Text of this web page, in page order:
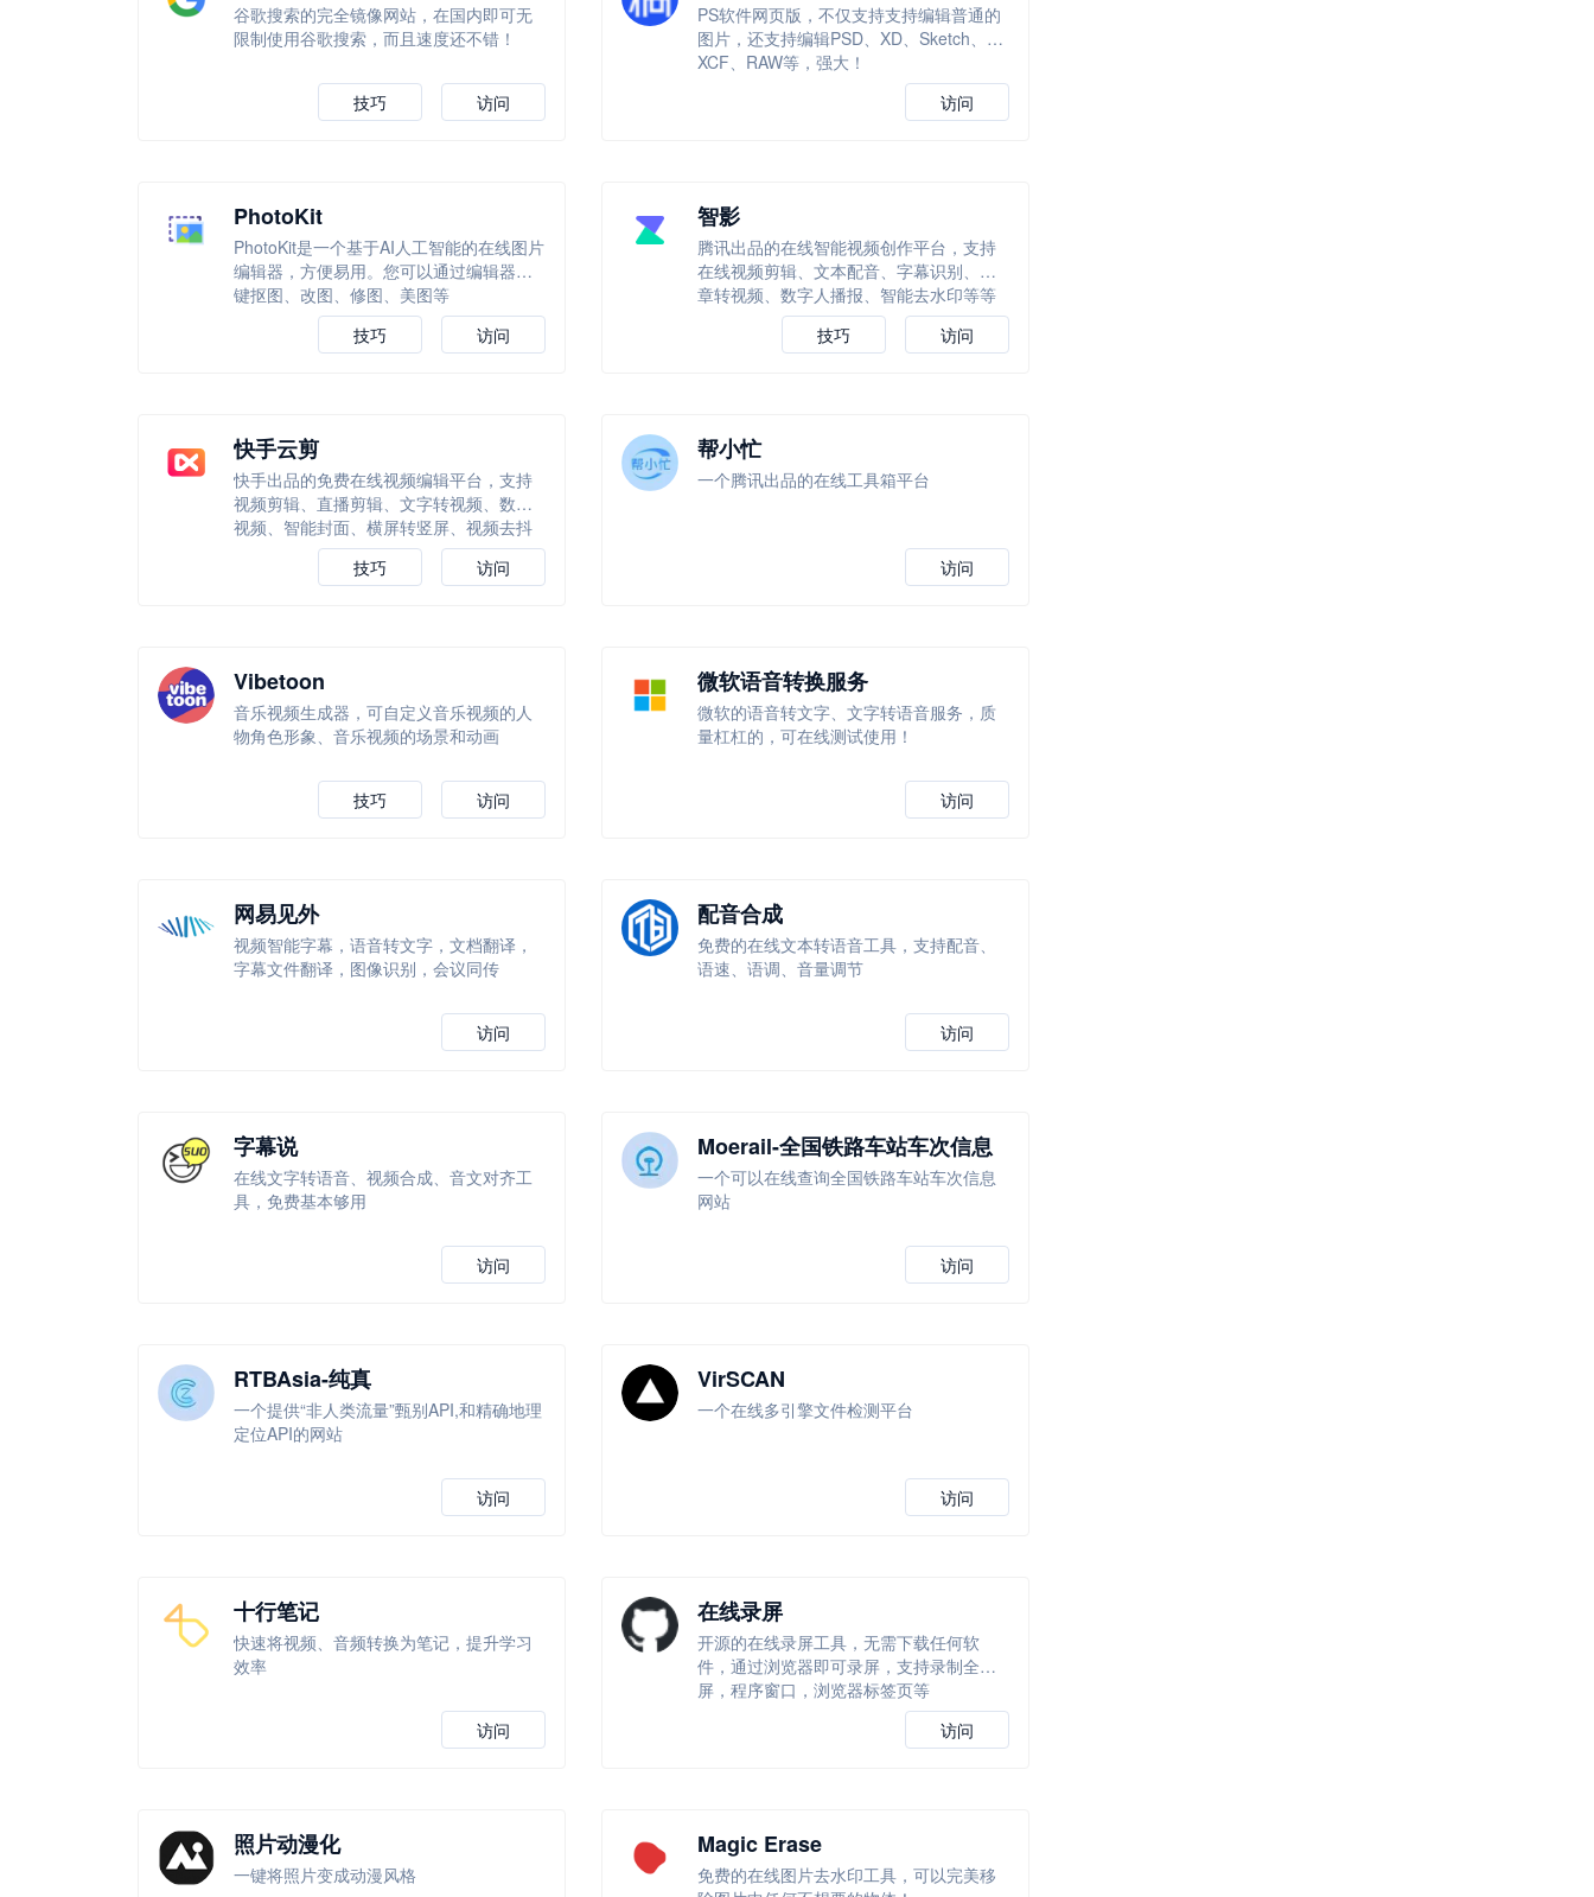
谷歌搜索的完全镜像网站，在国内即可无
限制使用谷歌搜索，而且速度还不错！
访问
技巧
PS软件网页版，不仅支持支持编辑普通的
图片，还支持编辑PSD、XD、Sketch、
XCF、RAW等，强大！
访问
PhotoKit
PhotoKit是一个基于AI人工智能的在线图片
编辑器，方便易用。您可以通过编辑器一
键抠图、改图、修图、美图等
访问
技巧
智影
腾讯出品的在线智能视频创作平台，支持
在线视频剪辑、文本配音、字幕识别、文
章转视频、数字人播报、智能去水印等等
访问
技巧
快手云剪
快手出品的免费在线视频编辑平台，支持
视频剪辑、直播剪辑、文字转视频、数据
视频、智能封面、横屏转竖屏、视频去抖
访问
技巧
帮小忙
一个腾讯出品的在线工具箱平台
访问
Vibetoon
音乐视频生成器，可自定义音乐视频的人
物角色形象、音乐视频的场景和动画
访问
技巧
微软语音转换服务
微软的语音转文字、文字转语音服务，质
量杠杠的，可在线测试使用！
访问
网易见外
视频智能字幕，语音转文字，文档翻译，
字幕文件翻译，图像识别，会议同传
访问
配音合成
免费的在线文本转语音工具，支持配音、
语速、语调、音量调节
访问
字幕说
在线文字转语音、视频合成、音文对齐工
具，免费基本够用
访问
Moerail-全国铁路车站车次信息
查询
一个可以在线查询全国铁路车站车次信息
网站
访问
RTBAsia-纯真
一个提供“非人类流量”甄别API,和精确地理
定位API的网站
访问
VirSCAN
一个在线多引擎文件检测平台
访问
十行笔记
快速将视频、音频转换为笔记，提升学习
效率
访问
在线录屏
开源的在线录屏工具，无需下载任何软
件，通过浏览器即可录屏，支持录制全
屏，程序窗口，浏览器标签页等
访问
照片动漫化
一键将照片变成动漫风格
Magic Erase
免费的在线图片去水印工具，可以完美移